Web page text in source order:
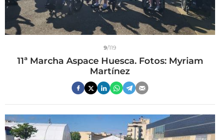
9/119
11ª Marcha Aspace Huesca. Fotos: Myriam
Martínez